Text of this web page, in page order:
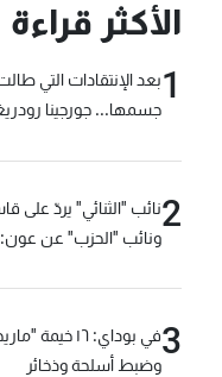
الأكثر قراءة
1بعد الإنتقادات التي
جسمها... جورجينا
2نائب "الثنائي" يردّ على
ونائب "الحزب" عن عون:
3
في بوداي: ١٦ خيمة
وضبط أسلحة وذخائر